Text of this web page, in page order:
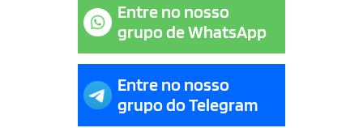
Entre no nosso
grupo de WhatsApp
Entre no nosso
grupo do Telegram